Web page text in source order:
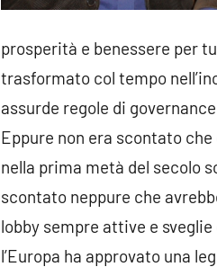
prosperità e benessere per
trasformato col tempo
assurde regole di
Eppure non era scontato
nella prima metà del secolo
scontato neppure che
lobby sempre attive e
l’Europa ha approvato una